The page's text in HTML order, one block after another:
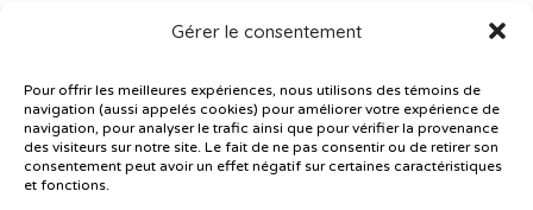
Gérer le consentement
Pour offrir les meilleures expériences, nous utilisons des témoins de
navigation (aussi appelés cookies) pour améliorer votre expérience de
navigation, pour analyser le trafic ainsi que pour vérifier la provenance
des visiteurs sur notre site. Le fait de ne pas consentir ou de retirer son
consentement peut avoir un effet négatif sur certaines caractéristiques
et fonctions.
Plan du site
Plainte – service à l’élève
Politique de confidentialité